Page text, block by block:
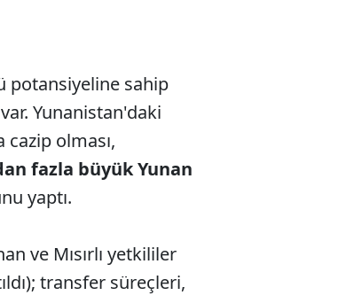
potansiyeline sahip
Yunanistan'daki
cazip olması,
fazla büyük Yunan
yaptı.
ve Mısırlı yetkililer
transfer süreçleri,